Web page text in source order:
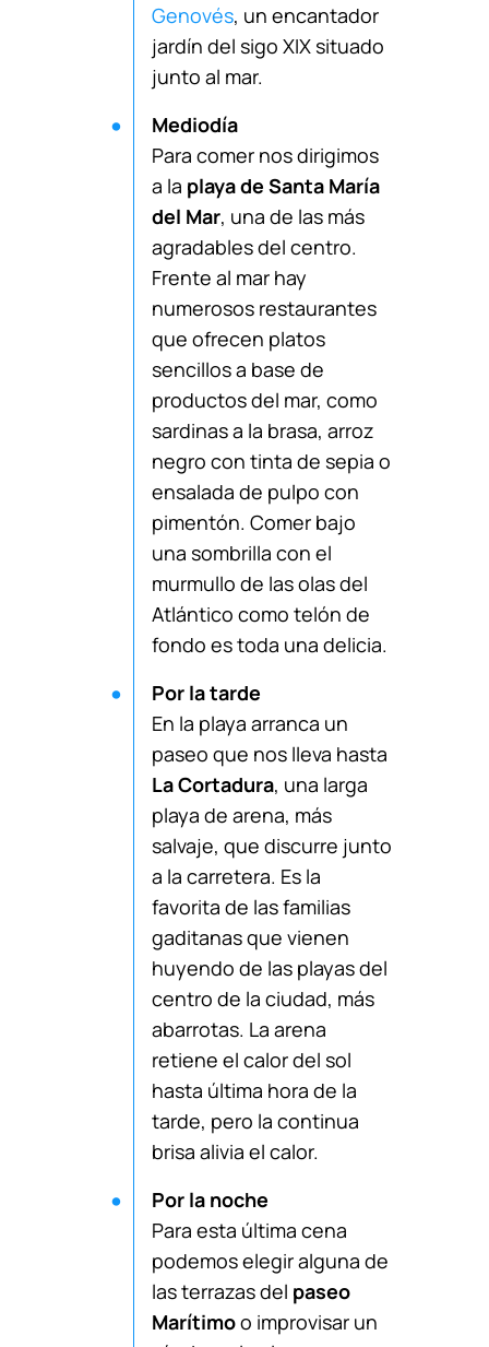
Genovés, un encantador
jardín del sigo XIX situado
junto al mar.
Mediodía
Para comer nos dirigimos
a la playa de Santa María
del Mar, una de las más
agradables del centro.
Frente al mar hay
numerosos restaurantes
que ofrecen platos
sencillos a base de
productos del mar, como
sardinas a la brasa, arroz
negro con tinta de sepia o
ensalada de pulpo con
pimentón. Comer bajo
una sombrilla con el
murmullo de las olas del
Atlántico como telón de
fondo es toda una delicia.
Por la tarde
En la playa arranca un
paseo que nos lleva hasta
La Cortadura, una larga
playa de arena, más
salvaje, que discurre junto
a la carretera. Es la
favorita de las familias
gaditanas que vienen
huyendo de las playas del
centro de la ciudad, más
abarrotas. La arena
retiene el calor del sol
hasta última hora de la
tarde, pero la continua
brisa alivia el calor.
Por la noche
Para esta última cena
podemos elegir alguna de
las terrazas del paseo
Marítimoo improvisar un